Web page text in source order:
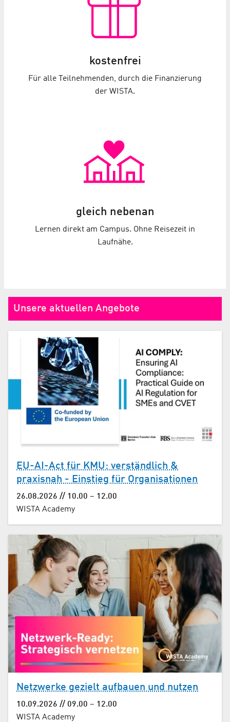
kostenfrei
Für alle Teilnehmenden, durch die Finanzierung
der WISTA.
gleich nebenan
Lernen direkt am Campus. Ohne Reisezeit in
Laufnähe.
Unsere aktuellen Angebote
EU-AI-Act für KMU: verständlich &
praxisnah - Einstieg für Organisationen
26.08.2026 // 10.00 – 12.00
WISTA Academy
Netzwerke gezielt aufbauen und nutzen
10.09.2026 // 09.00 – 12.00
WISTA Academy